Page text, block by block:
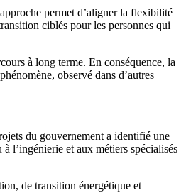
permet d’aligner la flexibilité
ciblés pour les personnes qui
à long terme. En conséquence, la
observé dans d’autres
du gouvernement a identifié une
l’ingénierie et aux métiers spécialisés
de transition énergétique et